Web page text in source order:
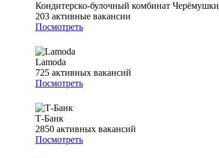
Кондитерско-булочный комбинат Черёмушки
203 активные вакансии
Посмотреть
Lamoda
725 активных вакансий
Посмотреть
Т-Банк
2850 активных вакансий
Посмотреть